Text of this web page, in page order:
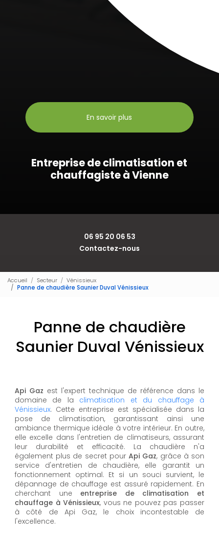
En savoir plus
Entreprise de climatisation et
chauffagiste à Vienne
06 95 20 06 53
Contactez-nous
Accueil Secteur
Vénissieux
Panne de chaudière Saunier Duval Vénissieux
Panne de chaudière
Saunier Duval Vénissieux
Api Gaz est l'expert technique de référence dans le
domaine de la climatisation et du chauffage à
Vénissieux. Cette entreprise est spécialisée dans la
pose de climatisation, garantissant ainsi une
ambiance thermique idéale à votre intérieur. En outre,
elle excelle dans l'entretien de climatiseurs, assurant
leur durabilité et efficacité. La chaudière n'a
également plus de secret pourApi Gaz, grâce à son
service d'entretien de chaudière, elle garantit un
fonctionnement optimal. Et si un souci survient, le
dépannage de chauffage est assuré rapidement. En
cherchant une entreprise de climatisation et
chauffage à Vénissieux, vous ne pouvez pas passer
à côté de Api Gaz, le choix incontestable de
l'excellence.